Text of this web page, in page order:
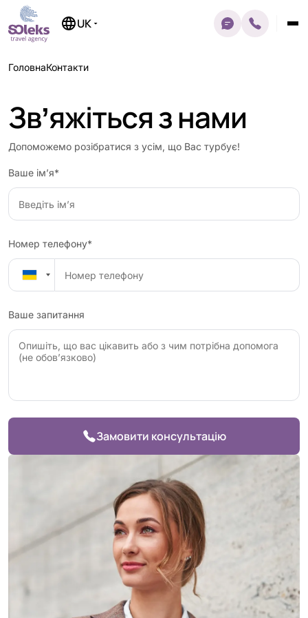
Перейти
вмісту
UK
ГоловнаКонтакти
Звʼяжіться з нами
Допоможемо розібратися з усім, що Вас турбує!
Ваше ім’я*
Номер телефону*
Ваше запитання
Замовити консультацію